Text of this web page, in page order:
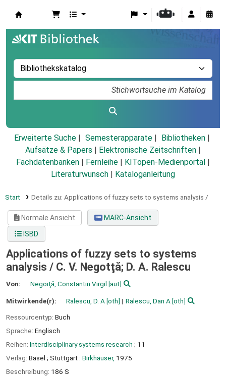
Erweiterte Suche Semesterapparate
Bibliotheken
Aufsätze & Papers
Elektronische Zeitschriften
Fachdatenbanken
Fernleihe KITopen-Medienportal
Literaturwunsch
Kataloganleitung
Start Details zu: Applications of fuzzy sets to systems analysis /
Normale Ansicht
MARC-Ansicht
ISBD
Applications of fuzzy sets to systems
analysis / C. V. Negotţă; D. A. Ralescu
Von: Negoiţă, Constantin Virgil [aut]
Mitwirkende(r): Ralescu, D. A [oth] Ralescu, Dan A [oth]
Ressourcentyp: Buch
Sprache: Englisch
Reihen: Interdisciplinary systems research ; 11
Verlag: Basel ; Stuttgart : Birkhäuser, 1975
Beschreibung: 186 S